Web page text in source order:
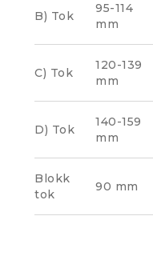
B) Tok
95-114
mm
C) Tok
120-139
mm
D) Tok
140-159
mm
Blokk
tok
90 mm